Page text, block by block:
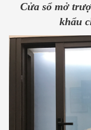
Cửa sổ mở
khẩu